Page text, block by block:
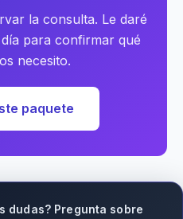
la consulta. Le daré
para confirmar qué
necesito.
paquete
dudas? Pregunta sobre